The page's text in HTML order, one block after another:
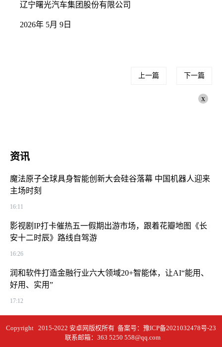
辽宁曙光汽车集团股份有限公司
2026年 5月 9日
上一篇 下一篇
x
资讯
魔法原子全球具身智能创新大会硅谷落幕 中国机器人迎来
主场时刻
16:11
影视剧IP打卡催热五一假期出游市场，跟着花瓣地图《长
安十二时辰》路线自驾游
16:26
润和软件打造金融行业六大领域20+智能体，让AI“能用、
好用、实用”
17:12
Copyright 2015-2022 安卓网版权所有 备案号： 豫ICP备2021032478号-23
联系邮箱：363 5250 558@qq.com